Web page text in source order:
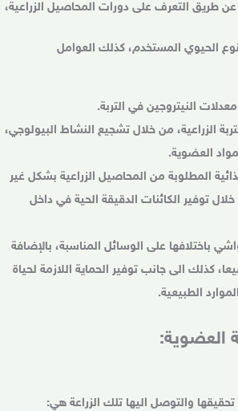
طريق التعرف على دورات المحاصيل الزراعية،
الحيوي المستخدم، كذلك العوامل
النيتروجين في التربة.
الزراعية، من خلال تشجيع النشاط البيولوجي،
العضوية.
المطلوبة من المحاصيل الزراعية بشكل غير
توفير الكائنات الدقيقة الحية في داخل
باختلافها على الوسائل المناسبة، بالإضافة
كذلك الى جانب توفير الحماية اللازمة لحياة
الطبيعية.
العضوية:
والتوصل اليها تلك الزراعة هي: